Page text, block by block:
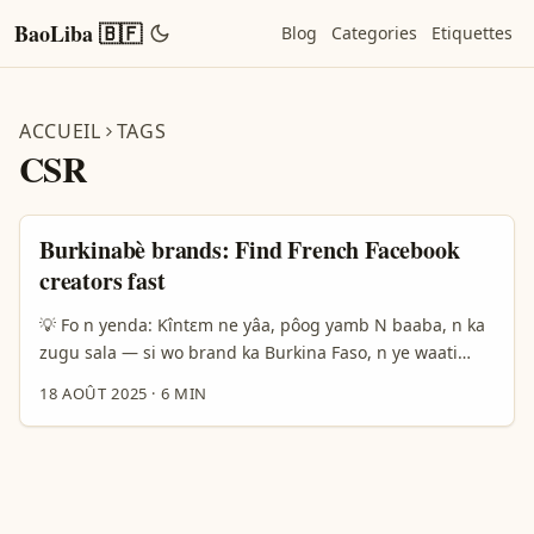
BaoLiba 🇧🇫 Blog Categories Etiquettes
ACCUEIL TAGS
CSR
Burkinabè brands: Find French Facebook
creators fast
💡 Fo n yenda: Kîntɛm ne yâa, pôog yamb N baaba, n ka
zugu sala — si wo brand ka Burkina Faso, n ye waati
kônté France Facebook créateurs pou lanse projet
responsabilisé (CSR), yé bî seeda. Kôgn-yâ y mà yamb
kôntèg-ta: France y zaama té wé néere zaam. N tond
18 AOÛT 2025 · 6 MIN